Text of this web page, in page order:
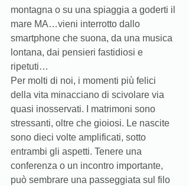
montagna o su una spiaggia a goderti il
mare MA…vieni interrotto dallo
smartphone che suona, da una musica
lontana, dai pensieri fastidiosi e
ripetuti…
Per molti di noi, i momenti più felici
della vita minacciano di scivolare via
quasi inosservati. I matrimoni sono
stressanti, oltre che gioiosi. Le nascite
sono dieci volte amplificati, sotto
entrambi gli aspetti. Tenere una
conferenza o un incontro importante,
può sembrare una passeggiata sul filo